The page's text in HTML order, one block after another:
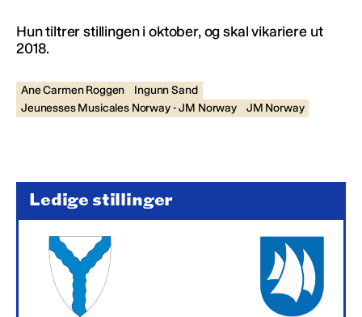
Hun tiltrer stillingen i oktober, og skal vikariere ut
2018.
Ane Carmen Roggen
Ingunn Sand
Jeunesses Musicales Norway - JM Norway
JM Norway
Ledige stillinger